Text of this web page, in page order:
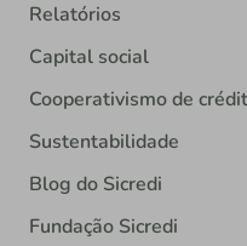
Relatórios
Capital social
Cooperativismo de
Sustentabilidade
Blog do Sicredi
Fundação Sicredi